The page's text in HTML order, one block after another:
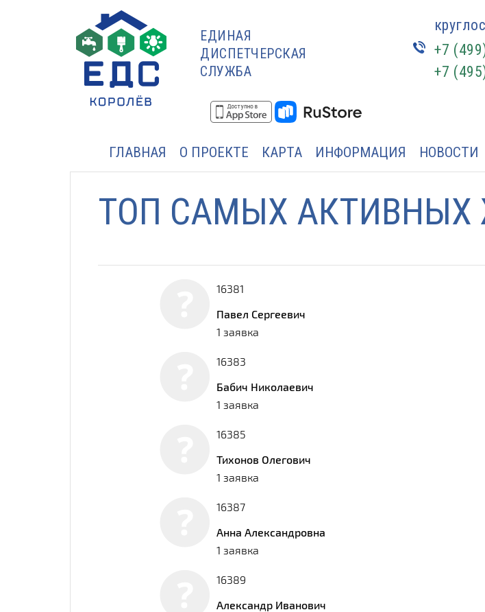
ЕДИНАЯ
ДИСПЕТЧЕРСКАЯ
СЛУЖБА
+7
+7
ГЛАВНАЯ О ПРОЕКТЕ КАРТА ИНФОРМАЦИЯ НОВОСТИ
ТОП САМЫХ АКТИВНЫХ
16381
Павел Сергеевич
1 заявка
16383
Бабич Николаевич
1 заявка
16385
Тихонов Олегович
1 заявка
16387
Анна Александровна
1 заявка
16389
Александр Иванович